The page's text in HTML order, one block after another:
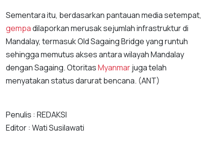
Sementara itu, berdasarkan pantauan media setempat,
gempadilaporkan merusak sejumlah infrastruktur di
Mandalay, termasuk Old Sagaing Bridge yang runtuh
sehingga memutus akses antara wilayah Mandalay
dengan Sagaing. OtoritasMyanmarjuga telah
menyatakan status darurat bencana. (ANT)
Penulis : REDAKSI
Editor : Wati Susilawati